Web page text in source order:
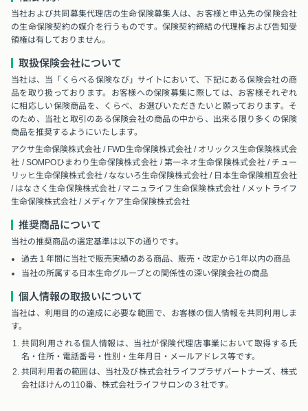
当社および共同募集代理店の生命保険募集人は、お客様と申込先の保険会社
の生命保険契約の媒介を行うものです。保険契約締結の代理権および告知受
領権は有しておりません。
取扱保険会社について
当社は、当「くらべる保険なび」サイトにおいて、下記にある保険会社の商
品を取り扱っております。お客様への保険募集に際しては、お客様それぞれ
に相応しい保険商品を、くらべ、お選びいただきたいと願っております。そ
のため、当社と取引のある保険会社の商品の中から、出来る限り多くの保険
商品を推奨するようにいたします。
アクサ生命保険株式会社 / FWD生命保険株式会社 / オリックス生命保険株式会
社 / SOMPOひまわり生命保険株式会社 / 第一ネオ生命保険株式会社 / チュー
リッヒ生命保険株式会社 / なないろ生命保険株式会社 / 日本生命保険相互会社
/ はなさく生命保険株式会社 / マニュライフ生命保険株式会社 / メットライフ
生命保険株式会社 / メディケア生命保険株式会社
推奨商品について
当社の推奨商品の選定基準は以下の通りです。
過去１年間に当社で販売実績のある商品、販売・改定から1年以内の商品
当社の所属する日本生命グループとの関係性の深い保険会社の商品
個人情報の取扱いについて
当社は、利用目的の達成に必要な範囲で、お客様の個人情報を共同利用しま
す。
共同利用される個人情報は、当社が保険代理店事業において取得する氏
名・住所・電話番号・性別・生年月日・メールアドレス等です。
共同利用者の範囲は、当社及び株式会社ライフプラザパートナーズ、株式
会社ほけんの110番、株式会社ライフサロンの３社です。